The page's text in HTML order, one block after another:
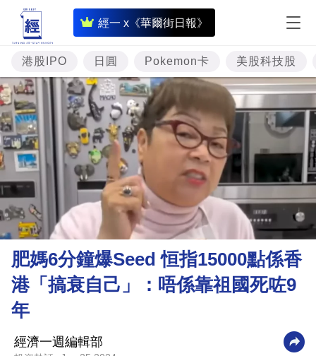
經一 x《華爾街日報》
即
時
財
經
專
題
投
資
樓
理
財
商
科
港股IPO 日圓 Pokemon卡 美股科技股
肥媽6分鐘爆Seed 恒指15000點係香
港「搞衰自己」：唔係靠祖國死咗9
年
經濟一週編輯部